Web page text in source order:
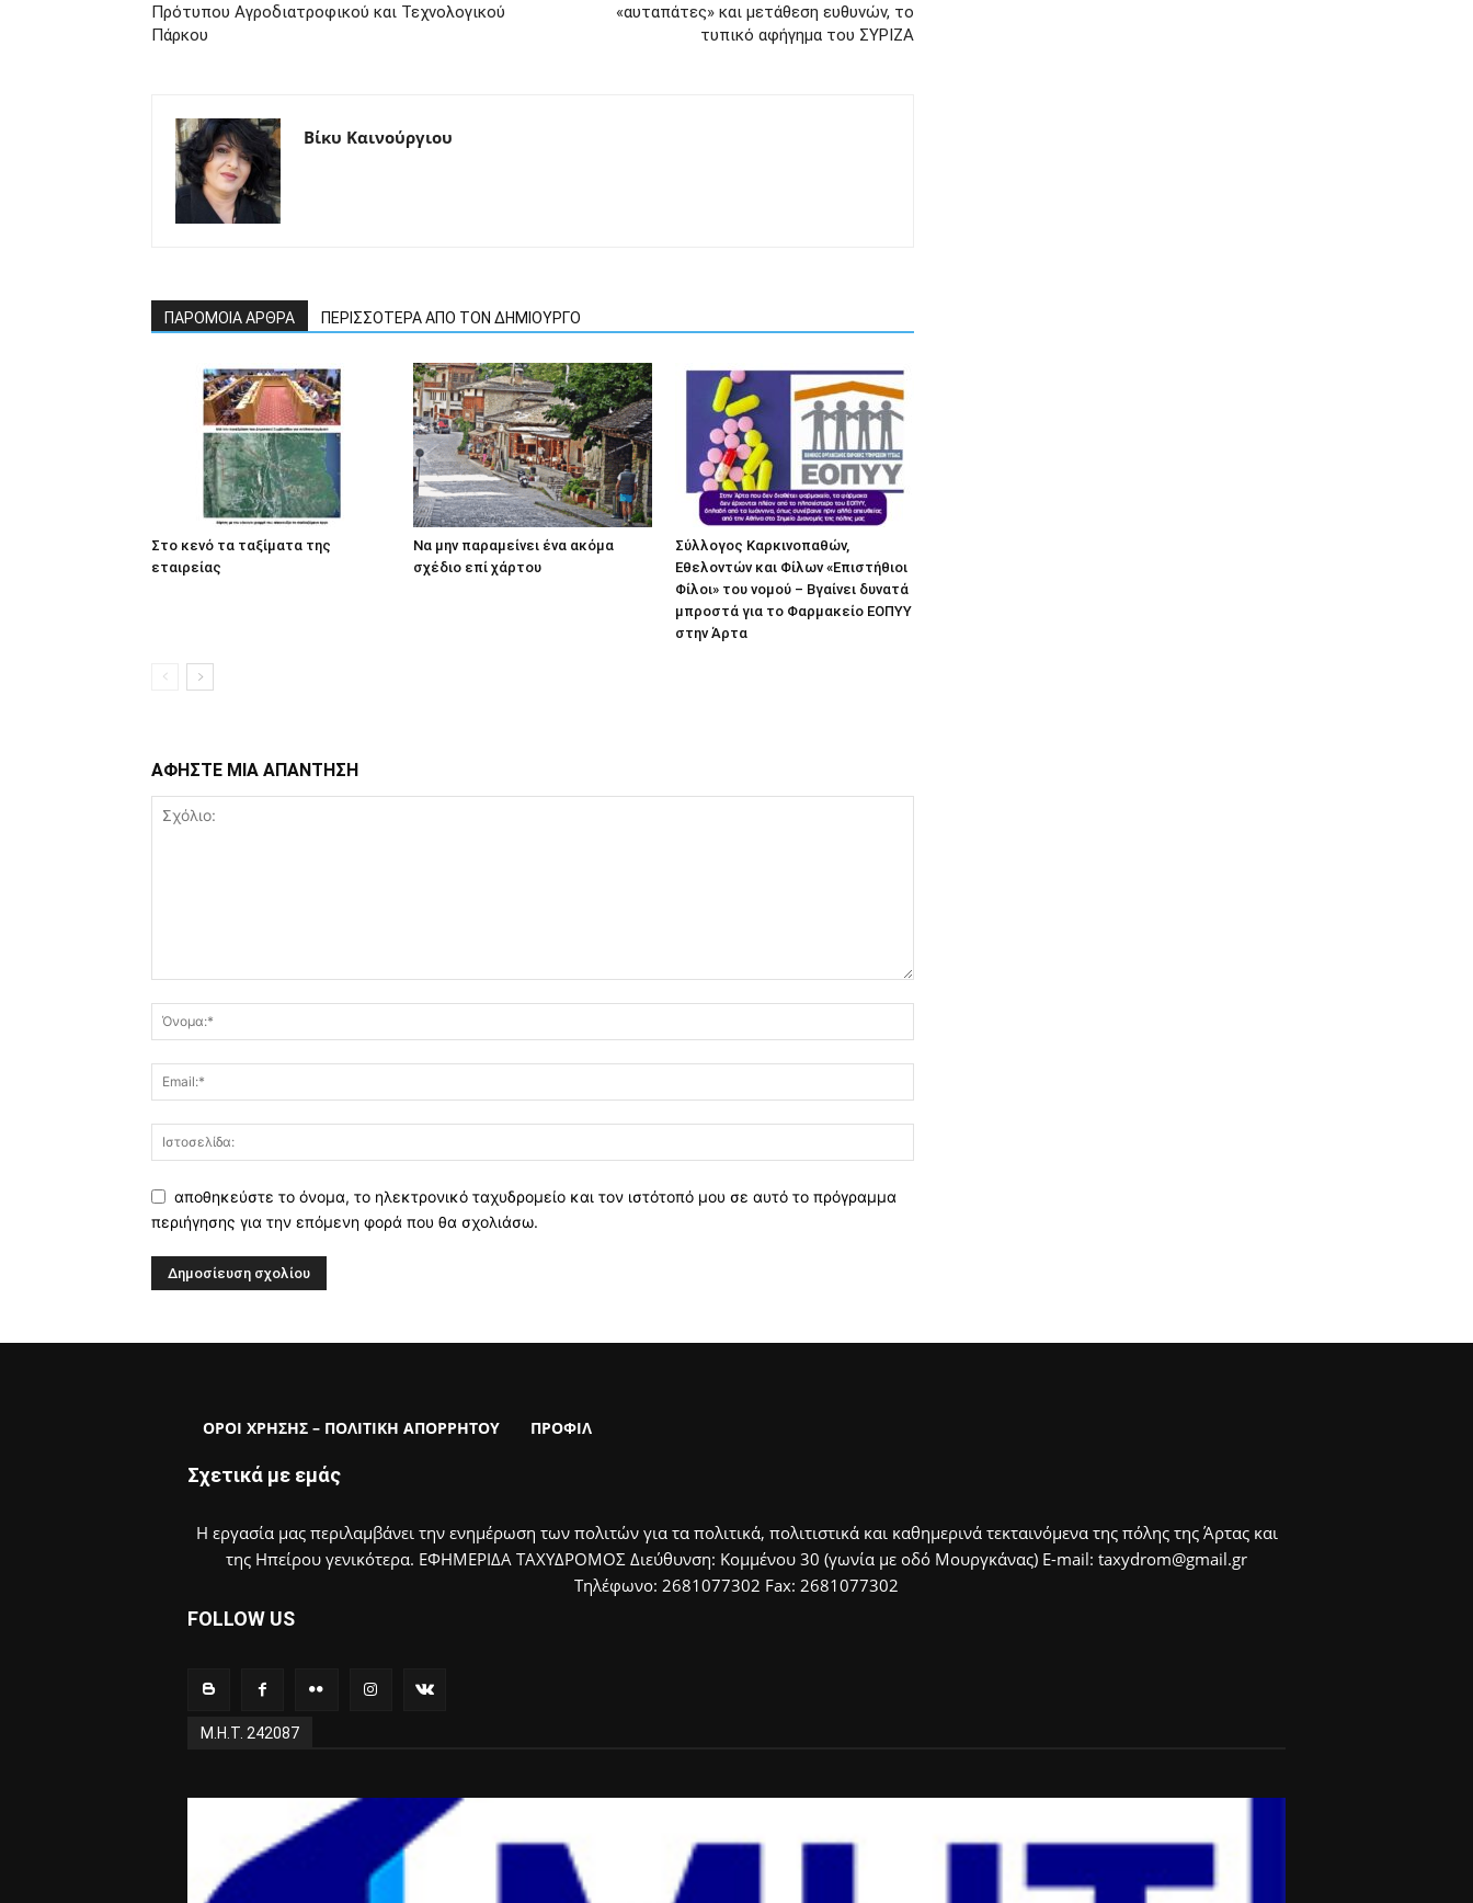
Πρότυπου Αγροδιατροφικού και Τεχνολογικού
Πάρκου
«αυταπάτες» και μετάθεση ευθυνών, το
τυπικό αφήγημα του ΣΥΡΙΖΑ
Βίκυ Καινούργιου
ΠΑΡΟΜΟΙΑ ΑΡΘΡΑ ΠΕΡΙΣΣΟΤΕΡΑ ΑΠΟ ΤΟΝ ΔΗΜΙΟΥΡΓΟ
Στο κενό τα ταξίματα της
εταιρείας
Να μην παραμείνει ένα ακόμα
σχέδιο επί χάρτου
Σύλλογος Καρκινοπαθών,
Εθελοντών και Φίλων «Επιστήθιοι
Φίλοι» του νομού – Βγαίνει δυνατά
μπροστά για το Φαρμακείο ΕΟΠΥΥ
στην Άρτα
ΑΦΗΣΤΕ ΜΙΑ ΑΠΑΝΤΗΣΗ
αποθηκεύστε το όνομα, το ηλεκτρονικό ταχυδρομείο και τον ιστότοπό μου σε αυτό το πρόγραμμα
περιήγησης για την επόμενη φορά που θα σχολιάσω.
ΟΡΟΙ ΧΡΗΣΗΣ – ΠΟΛΙΤΙΚΗ ΑΠΟΡΡΗΤΟΥ ΠΡΟΦΙΛ
Σχετικά με εμάς
Η εργασία μας περιλαμβάνει την ενημέρωση των πολιτών για τα πολιτικά, πολιτιστικά και καθημερινά τεκταινόμενα της πόλης της Άρτας και
της Ηπείρου γενικότερα. ΕΦΗΜΕΡΙΔΑ ΤΑΧΥΔΡΟΜΟΣ Διεύθυνση: Κομμένου 30 (γωνία με οδό Μουργκάνας) E-mail: taxydrom@gmail.gr
Τηλέφωνο: 2681077302 Fax: 2681077302
FOLLOW US
Μ.Η.Τ. 242087